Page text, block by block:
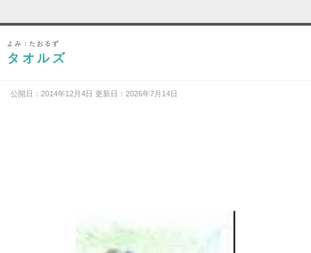
よみ：たおるず
タオルズ
公開日：2014年12月4日 更新日：2026年7月14日